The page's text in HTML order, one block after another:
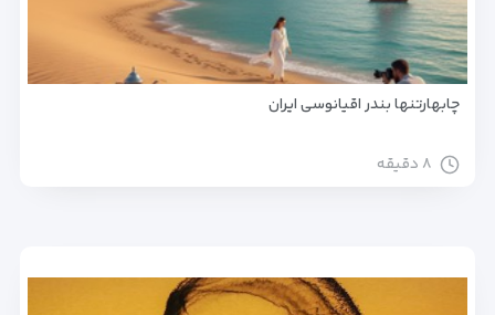
چابهارتنها بندر اقیانوسی ایران
۸ دقیقه